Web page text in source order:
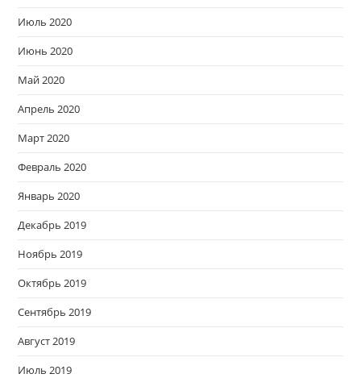
Июль 2020
Июнь 2020
Май 2020
Апрель 2020
Март 2020
Февраль 2020
Январь 2020
Декабрь 2019
Ноябрь 2019
Октябрь 2019
Сентябрь 2019
Август 2019
Июль 2019